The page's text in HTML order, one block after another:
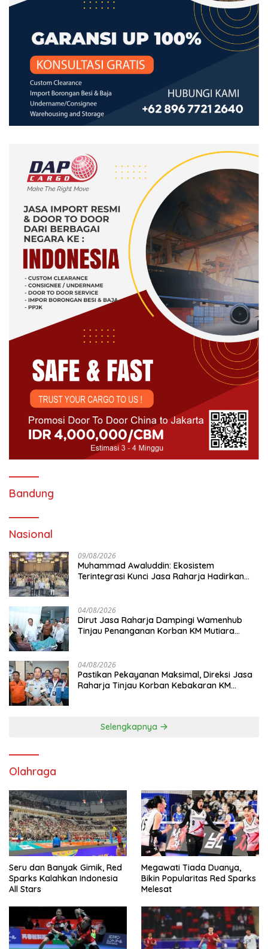
Bandung
Nasional
09/08/2026
Muhammad Awaluddin: Ekosistem
Terintegrasi Kunci Jasa Raharja Hadirkan
04/08/2026
Dirut Jasa Raharja Dampingi Wamenhub
Tinjau Penanganan Korban KM Mutiara
04/08/2026
Pastikan Pekayanan Maksimal, Direksi Jasa
Raharja Tinjau Korban Kebakaran KM
Selengkapnya
Olahraga
Seru dan Banyak Gimik, Red
Sparks Kalahkan Indonesia
All Stars
Megawati Tiada Duanya,
Bikin Popularitas Red Sparks
Melesat